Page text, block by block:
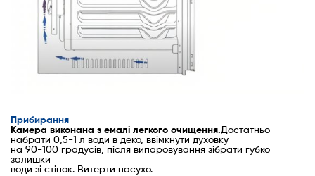
Прибирання
Камера виконана з емалі легкого очищення.Достатньо
набрати 0,5-1 л води в деко, ввімкнути духовку
на 90-100 градусів, після випаровування зібрати губко
залишки
води зі стінок. Витерти насухо.